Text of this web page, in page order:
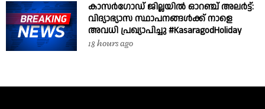
കാസർഗോഡ് ജില്ലയിൽ ഓറഞ്ച് അലർട്ട്:
വിദ്യാഭ്യാസ സ്ഥാപനങ്ങൾക്ക് നാളെ
അവധി പ്രഖ്യാപിച്ചു #KasaragodHoliday
18 hours ago